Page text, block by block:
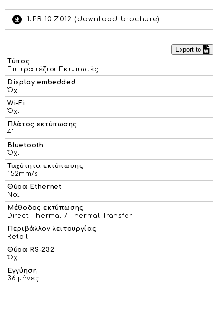
1.PR.10.Z012 (download brochure)
Export to
Τύπος
Επιτραπέζιοι Εκτυπωτές
Display embedded
Όχι
Wi-Fi
Όχι
Πλάτος εκτύπωσης
4''
Bluetooth
Όχι
Ταχύτητα εκτύπωσης
152mm/s
Θύρα Ethernet
Ναι
Μέθοδος εκτύπωσης
Direct Thermal / Thermal Transfer
Περιβάλλον λειτουργίας
Retail
Θύρα RS-232
Όχι
Εγγύηση
36 μήνες